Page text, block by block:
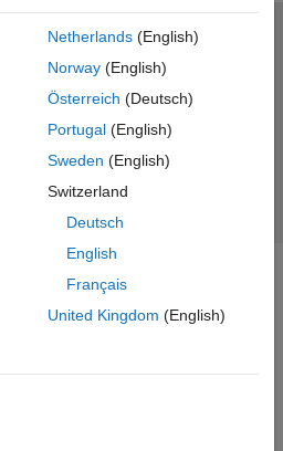
Netherlands(English)
Norway(English)
Österreich (Deutsch)
Portugal(English)
Sweden (English)
Switzerland
Deutsch
English
Français
United Kingdom (English)
プライバシー ポリシー
ケーション ステータス
Inc.